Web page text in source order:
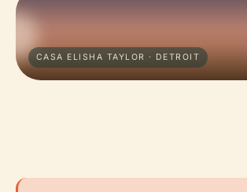
CASA ELISHA TAYLOR · DETROIT